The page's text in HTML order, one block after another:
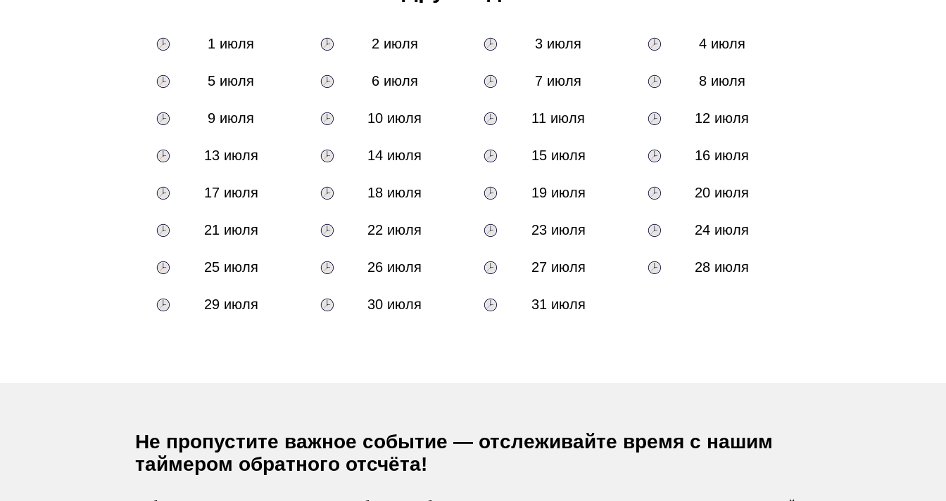
1 июля 2 июля 3 июля 4 июля
5 июля 6 июля 7 июля 8 июля
9 июля 10 июля 11 июля 12 июля
13 июля 14 июля 15 июля 16 июля
17 июля 18 июля 19 июля 20 июля
21 июля 22 июля 23 июля 24 июля
25 июля 26 июля 27 июля 28 июля
29 июля 30 июля 31 июля
Не пропустите важное событие — отслеживайте время с нашим
таймером обратного отсчёта!